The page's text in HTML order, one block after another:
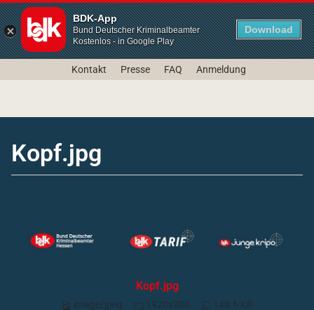
BDK-App
Bund Deutscher Kriminalbeamter
Kostenlos - in Google Play
Download
Kontakt Presse FAQ Anmeldung
Kopf.jpg
Kopf.jpg
image/jpeg 1920x300 148.6 KB